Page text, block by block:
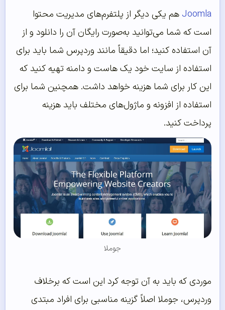
Joomlaهم یکی دیگر از پلتفرم‌های مدیریت محتوا
است که شما می‌توانید به‌صورت رایگان آن را دانلود و از
آن استفاده کنید؛ اما دقیقاً مانند وردپرس شما باید برای
استفاده از سایت خود یک هاست و دامنه تهیه کنید که
این کار برای شما هزینه خواهد داشت. همچنین شما برای
استفاده از افزونه و ماژول‌های مختلف باید هزینه
پرداخت کنید.
جوملا
موردی که باید به آن توجه کرد این است که برخلاف
وردپرس، جوملا اصلاً گزینه مناسبی برای افراد مبتدی